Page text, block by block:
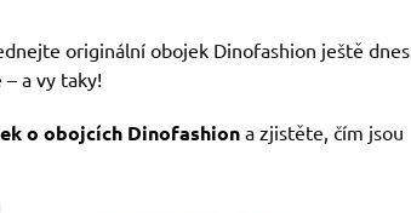
originální obojek Dinofashion ještě dnes.
a vy taky!
o obojcích Dinofashiona zjistěte, čím jsou